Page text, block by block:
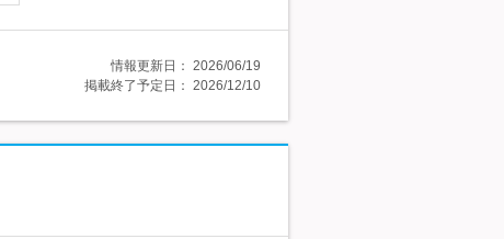
情報更新日： 2026/06/19
掲載終了予定日： 2026/12/10